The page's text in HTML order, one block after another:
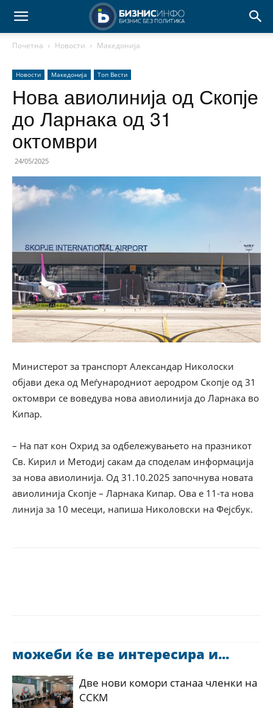
Почетна Новости Македонија
Новости Македонија Топ Вести
Нова авиолинија од Скопје
до Ларнака од 31
октомври
24/05/2025
Министерот за транспорт Александар Николоски
објави дека од Меѓународниот аеродром Скопје од 31
октомври се воведува нова авиолинија до Ларнака во
Кипар.
– На пат кон Охрид за одбележувањето на празникот
Св. Кирил и Методиј сакам да споделам информација
за нова авиолинија. Од 31.10.2025 започнува новата
авиолинија Скопје – Ларнака Кипар. Ова е 11-та нова
линија за 10 месеци, напиша Николовски на Фејсбук.
можеби ќе ве интересира и...
Две нови комори станаа членки на
ССКМ